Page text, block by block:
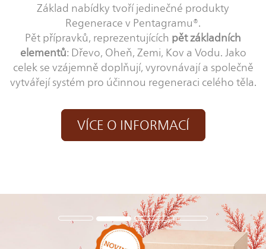
Základ nabídky tvoří jedinečné produkty
Regenerace v Pentagramu®.
Pět přípravků, reprezentujících pět základních
elementů: Dřevo, Oheň, Zemi, Kov a Vodu. Jako
celek se vzájemně doplňují, vyrovnávají a společně
vytvářejí systém pro účinnou regeneraci celého těla.
VÍCE O INFORMACÍ